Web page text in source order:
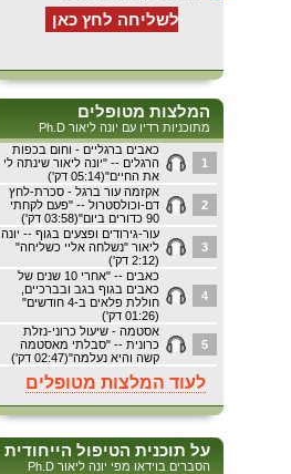
המלצות מטופלים
מתוכניות רדיו עם יונה ליאור Ph.D
כאבים ברגליים - וחום בכפות
הרגלים -- "יונה ליאור שינתה לי
את החיים"(05:14 דק')
1
אקזמה עור ברגל - סכרת-לחץ
דם-וכולסטרול -- "פעם לקחתי
90 כדורים ביום"(03:58 דק')
2
עור-גירודים ופצעים בגוף -- יונה
ליאור "נשלחה אליי כשליחה"
(2:12 דק')
3
כאבים -- "אחרי 10 שנים של
כאבים בגוף בגב ובברכיים,
חוללת פלאים ב-4 חודשים"
(01:26 דק')
4
אסטמה - שיעול כרוני-נזלת
כרונית -- "סבלתי מאסטמה
קשה והיא נעלמה"(02:47 דק')
5
לעוד המלצות מטופלים
על תוכנית הטיפול הייחודית
הסברים בוידאו מפי יונה ליאור Ph.D